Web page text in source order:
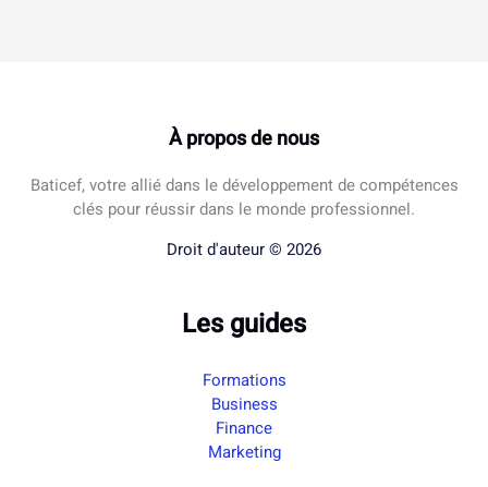
À propos de nous
Baticef, votre allié dans le développement de compétences
clés pour réussir dans le monde professionnel.
Droit d'auteur © 2026
Les guides
Formations
Business
Finance
Marketing